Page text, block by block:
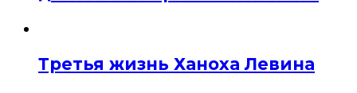
Третья жизнь Ханоха Левина